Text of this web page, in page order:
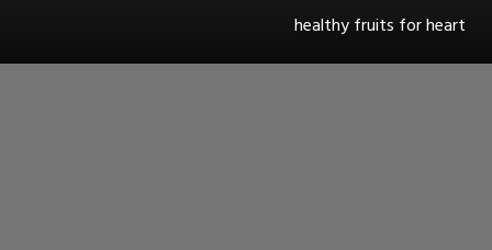
healthy fruits for heart